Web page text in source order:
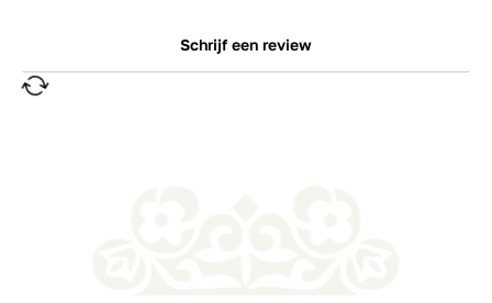
Schrijf een review